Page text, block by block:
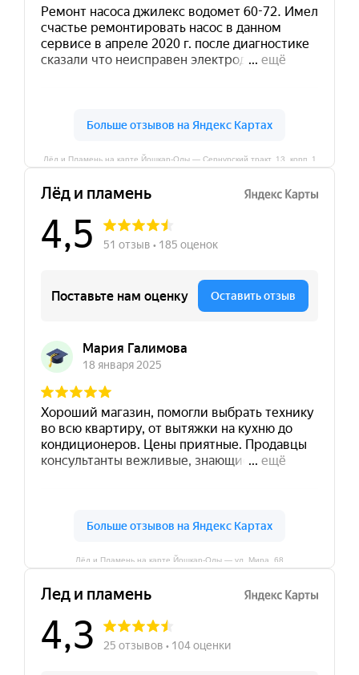
Лёд и Пламень на карте Йошкар‑Олы — Сернурский тракт, 13, корп. 1
Лёд и Пламень на карте Йошкар‑Олы — ул. Мира, 68